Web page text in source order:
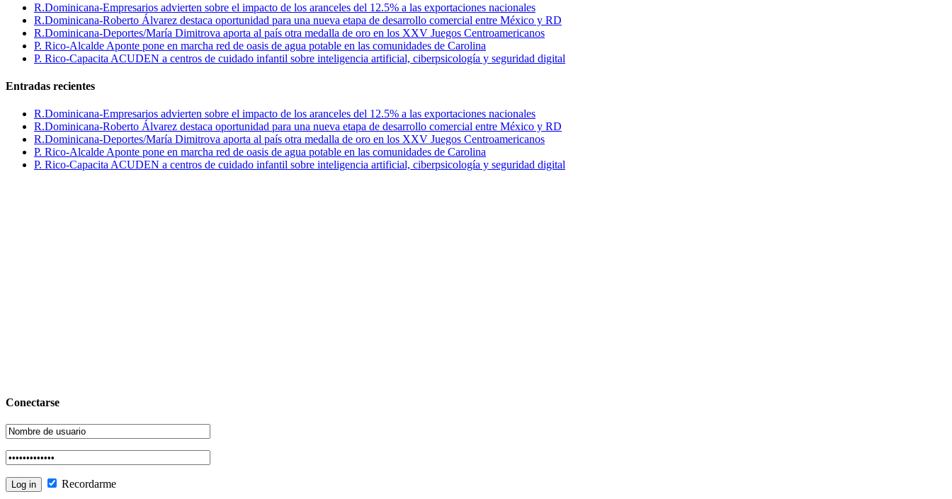
R.Dominicana-Empresarios advierten sobre el impacto de los aranceles del 12.5% a las exportaciones nacionales
R.Dominicana-Roberto Álvarez destaca oportunidad para una nueva etapa de desarrollo comercial entre México y RD
R.Dominicana-Deportes/María Dimitrova aporta al país otra medalla de oro en los XXV Juegos Centroamericanos
P. Rico-Alcalde Aponte pone en marcha red de oasis de agua potable en las comunidades de Carolina
P. Rico-Capacita ACUDEN a centros de cuidado infantil sobre inteligencia artificial, ciberpsicología y seguridad digital
Entradas recientes
R.Dominicana-Empresarios advierten sobre el impacto de los aranceles del 12.5% a las exportaciones nacionales
R.Dominicana-Roberto Álvarez destaca oportunidad para una nueva etapa de desarrollo comercial entre México y RD
R.Dominicana-Deportes/María Dimitrova aporta al país otra medalla de oro en los XXV Juegos Centroamericanos
P. Rico-Alcalde Aponte pone en marcha red de oasis de agua potable en las comunidades de Carolina
P. Rico-Capacita ACUDEN a centros de cuidado infantil sobre inteligencia artificial, ciberpsicología y seguridad digital
Conectarse
Recordarme